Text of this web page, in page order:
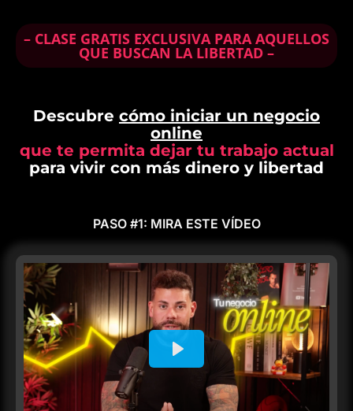
– CLASE GRATIS EXCLUSIVA PARA AQUELLOS
QUE BUSCAN LA LIBERTAD –
Descubre cómo iniciar un negocio
online
que te permita dejar tu trabajo actual
para vivir con más dinero y libertad
PASO #1: MIRA ESTE VÍDEO